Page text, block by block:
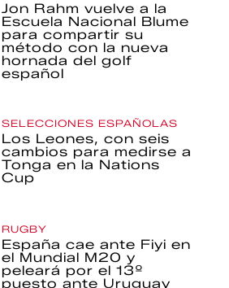
Jon Rahm vuelve a la
Escuela Nacional Blume
para compartir su
método con la nueva
hornada del golf
español
SELECCIONES ESPAÑOLAS
Los Leones, con seis
cambios para medirse a
Tonga en la Nations
Cup
RUGBY
España cae ante Fiyi en
el Mundial M20 y
peleará por el 13º
puesto ante Uruguay